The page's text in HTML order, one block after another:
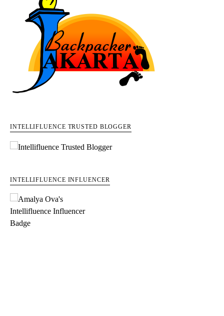
INTELLIFLUENCE TRUSTED BLOGGER
INTELLIFLUENCE INFLUENCER